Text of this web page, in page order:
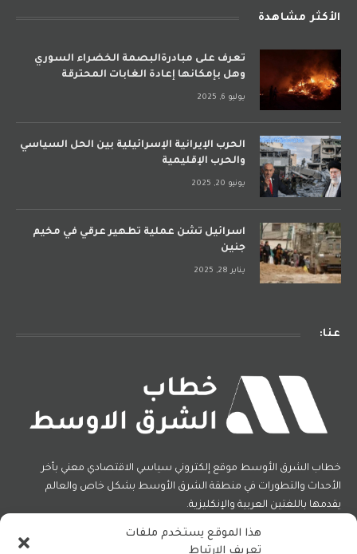
هذا الموقع يستخدم ملفات
تعريف الارتباط
الأكثر مشاهدة
تعرف على مبادرةالبصمة الخضراء السوري
وهل بإمكانها إعادة الغابات المحترقة
يوليو 6, 2025
الحرب الإيرانية الإسرائيلية بين الحل السياسي
والحرب الإقليمية
يونيو 20, 2025
اسرائيل تشن عملية تطهير عرقي في مخيم
جنين
يناير 28, 2025
عنا:
خطاب الشرق الأوسط موقع إلكتروني سياسي الاقتصادي معني بأخر
الأحداث والتطورات في منطقة الشرق الأوسط بشكل خاص والعالم
يقدمها باللغتين العربية والإنكليزية.